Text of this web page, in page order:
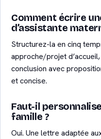
Comment écrire
d’assistante
Structurez-la en cinq
approche/projet
conclusion avec
et concise.
Faut-il
famille ?
Oui. Une lettre adaptée